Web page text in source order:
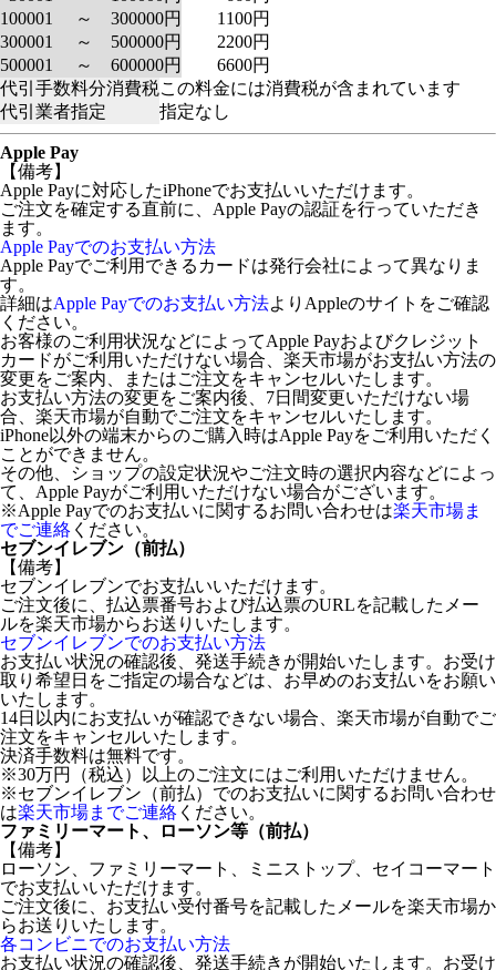
100001 ～ 300000円
1100円
300001 ～ 500000円
2200円
500001 ～ 600000円
6600円
代引手数料分消費税この料金には消費税が含まれています
代引業者指定
指定なし
Apple Pay
【備考】
Apple Payに対応したiPhoneでお支払いいただけます。
ご注文を確定する直前に、Apple Payの認証を行っていただき
ます。
Apple Payでのお支払い方法
Apple Payでご利用できるカードは発行会社によって異なりま
す。
詳細はApple Payでのお支払い方法よりAppleのサイトをご確認
ください。
お客様のご利用状況などによってApple Payおよびクレジット
カードがご利用いただけない場合、楽天市場がお支払い方法の
変更をご案内、またはご注文をキャンセルいたします。
お支払い方法の変更をご案内後、7日間変更いただけない場
合、楽天市場が自動でご注文をキャンセルいたします。
iPhone以外の端末からのご購入時はApple Payをご利用いただく
ことができません。
その他、ショップの設定状況やご注文時の選択内容などによっ
て、Apple Payがご利用いただけない場合がございます。
※Apple Payでのお支払いに関するお問い合わせは楽天市場ま
でご連絡 ください。
セブンイレブン（前払）
【備考】
セブンイレブンでお支払いいただけます。
ご注文後に、払込票番号および払込票のURLを記載したメー
ルを楽天市場からお送りいたします。
セブンイレブンでのお支払い方法
お支払い状況の確認後、発送手続きが開始いたします。お受け
取り希望日をご指定の場合などは、お早めのお支払いをお願い
いたします。
14日以内にお支払いが確認できない場合、楽天市場が自動でご
注文をキャンセルいたします。
決済手数料は無料です。
※30万円（税込）以上のご注文にはご利用いただけません。
※セブンイレブン（前払）でのお支払いに関するお問い合わせ
は楽天市場までご連絡 ください。
ファミリーマート、ローソン等（前払）
【備考】
ローソン、ファミリーマート、ミニストップ、セイコーマート
でお支払いいただけます。
ご注文後に、お支払い受付番号を記載したメールを楽天市場か
らお送りいたします。
各コンビニでのお支払い方法
お支払い状況の確認後、発送手続きが開始いたします。お受け